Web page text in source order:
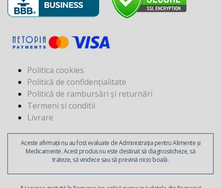
Politica cookies
Politică de confidențialitate
Politică de rambursări și returnări
Termeni si conditii
Livrare
Aceste afirmații nu au fost evaluate de Administrația pentru Alimente și
Medicamente. Acest produs nu este destinat să diagnosticheze, să
trateze, să vindece sau să prevină nicio boală.